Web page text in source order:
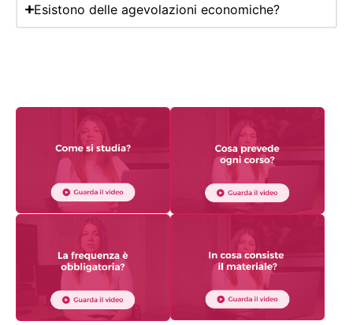
Esistono delle agevolazioni economiche?